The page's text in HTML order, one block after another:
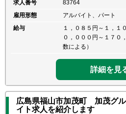
求人番号
83764
雇用形態
アルバイト、パート
給与
１，０８５円～１，１
０，０００円～１７０
数による）
詳細を見
広島県福山市加茂町 加茂グ
イト求人を紹介します